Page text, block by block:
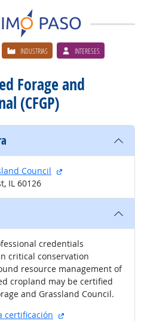
INDUSTRIAS INTERESES
Forage and
(CFGP)
Council
sitio externo
IL 60126
credentials
critical conservation
resource management of
cropland may be certified
and Grassland Council.
certificación
sitio externo